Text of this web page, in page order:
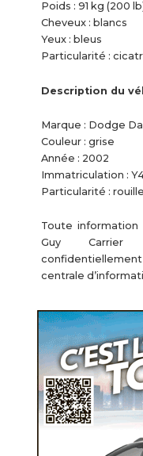
Poids : 91 kg (200
Cheveux : blancs
Yeux : bleus
Particularité :
Description du
Marque : Dodge
Couleur : grise
Année : 2002
Immatriculation :
Particularité :
Toute
Guy Carrier
centrale